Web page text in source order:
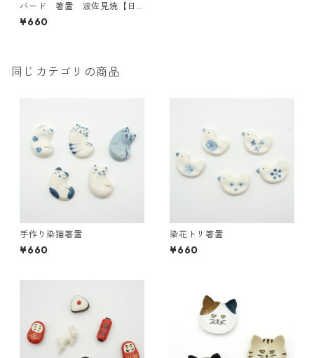
バード 箸置 波佐見焼【日
本製】
¥660
同じカテゴリの商品
手作り染猫箸置
¥660
染花トリ箸置
¥660